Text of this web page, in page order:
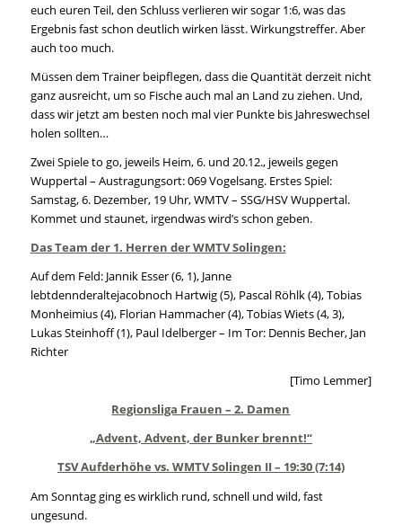
euch euren Teil, den Schluss verlieren wir sogar 1:6, was das
Ergebnis fast schon deutlich wirken lässt. Wirkungstreffer. Aber
auch too much.
Müssen dem Trainer beipflegen, dass die Quantität derzeit nicht
ganz ausreicht, um so Fische auch mal an Land zu ziehen. Und,
dass wir jetzt am besten noch mal vier Punkte bis Jahreswechsel
holen sollten…
Zwei Spiele to go, jeweils Heim, 6. und 20.12., jeweils gegen
Wuppertal – Austragungsort: 069 Vogelsang. Erstes Spiel:
Samstag, 6. Dezember, 19 Uhr, WMTV – SSG/HSV Wuppertal.
Kommet und staunet, irgendwas wird’s schon geben.
Das Team der 1. Herren der WMTV Solingen:
Auf dem Feld: Jannik Esser (6, 1), Janne
lebtdennderaltejacobnoch Hartwig (5), Pascal Röhlk (4), Tobias
Monheimius (4), Florian Hammacher (4), Tobias Wiets (4, 3),
Lukas Steinhoff (1), Paul Idelberger – Im Tor: Dennis Becher, Jan
Richter
[Timo Lemmer]
Regionsliga Frauen – 2. Damen
„Advent, Advent, der Bunker brennt!“
TSV Aufderhöhe vs. WMTV Solingen II – 19:30 (7:14)
Am Sonntag ging es wirklich rund, schnell und wild, fast
ungesund.